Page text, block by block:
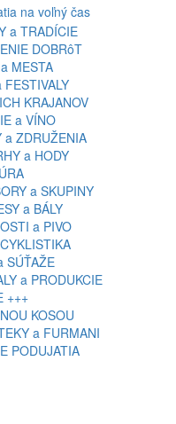
a TRADÍCIE
DOBRôT
MESTA
KRAJANOV
a VÍNO
a ZDRUŽENIA
a HODY
a SKUPINY
a BÁLY
a PIVO
SÚŤAŽE
a PRODUKCIE
+++
KOSOU
a FURMANI
PODUJATIA